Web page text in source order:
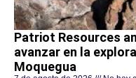
Patriot Resources
avanzar en la
Moquegua